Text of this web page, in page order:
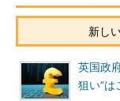
新し
英国政
狙い”は